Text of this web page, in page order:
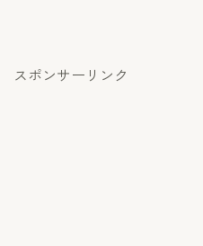
スポンサーリンク